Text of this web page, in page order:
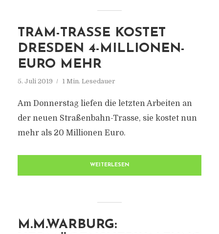
TRAM-TRASSE KOSTET
DRESDEN 4-MILLIONEN-
EURO MEHR
5. Juli 2019 1 Min. Lesedauer
Am Donnerstag liefen die letzten Arbeiten an
der neuen Straßenbahn-Trasse, sie kostet nun
mehr als 20 Millionen Euro.
WEITERLESEN
M.M.WARBURG: